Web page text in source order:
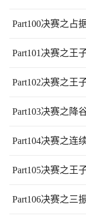
Part100决赛之占
Part101决赛之王
Part102决赛之王
Part103决赛之降
Part104决赛之连
Part105决赛之王
Part106决赛之三